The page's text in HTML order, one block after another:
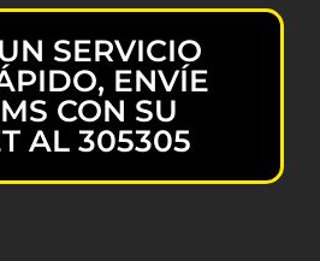
SERVICIO
ENVÍE
CON SU
AL 305305